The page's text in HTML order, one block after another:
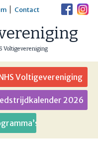
Contact
Voltigevereniging
Voltigevereniging
2026